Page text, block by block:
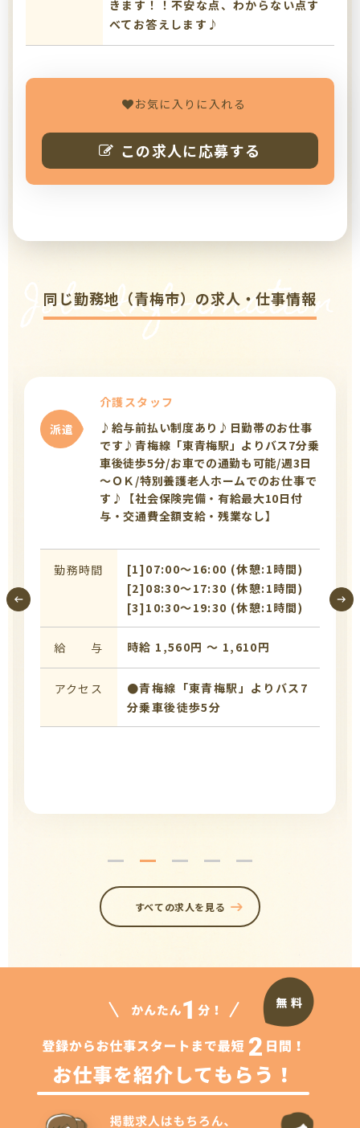
きます！！不安な点、わからない点す
べてお答えします♪
お気に入りに入れる
この求人に応募する
Job Information
同じ勤務地（青梅市）の求人・仕事情報
派遣
介護スタッフ
♪給与前払い制度あり♪日勤帯のお仕事
です♪青梅線「東青梅駅」よりバス7分乗
車後徒歩5分/お車での通勤も可能/週3日
～ＯＫ/特別養護老人ホームでのお仕事で
す♪【社会保険完備・有給最大10日付
与・交通費全額支給・残業なし】
勤務時間
[1]07:00〜16:00 (休憩:1時間)
[2]08:30〜17:30 (休憩:1時間)
[3]10:30〜19:30 (休憩:1時間)
給 与 時給 1,560円 〜 1,610円
アクセス
●青梅線「東青梅駅」よりバス7
分乗車後徒歩5分
すべての求人を見る